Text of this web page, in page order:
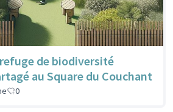
de biodiversité
au Square du Couchant
0